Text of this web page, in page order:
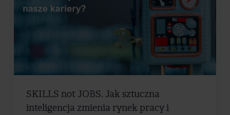
SKILLS not JOBS. Jak sztuczna
inteligencja zmienia rynek pracy i